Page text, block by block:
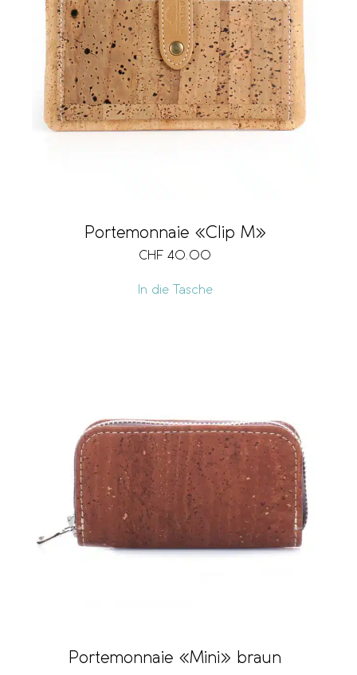
Portemonnaie «Clip M»
CHF 40.00
In die Tasche
Portemonnaie «Mini» braun